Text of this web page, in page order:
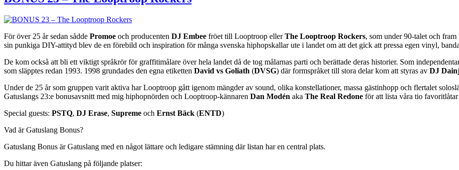
För över 25 år sedan sådde Promoe och producenten DJ Embee fröet till Looptroop ellerThe Looptroop Rockers, som under 90-talet och
sin punkiga DIY-attityd blev de en förebild och inspiration för många svenska hiphopskallar ute i landet om att det gick att pressa egen vinyl,
De kom också att bli ett viktigt språkrör för graffitimålare över hela landet då de tog målarnas parti och berättade deras historier. Som
som släpptes redan 1993. 1998 grundades den egna etiketten David vs Goliath (DVSG) där formspråket till stora delar kom att styras av DJ
Under de 25 år som gruppen varit aktiva har Looptroop gått igenom mängder av sound, olika konstellationer, massa gästinhopp och flertalet
Gatuslangs 23:e bonusavsnitt med mig hiphopnörden och Looptroop-kännaren Dan Modén aka The Real Redone för att lista våra tio
Special guests: PSTQ, DJ Erase, Supreme och Ernst Bäck (ENTD)
Vad är Gatuslang Bonus?
Gatuslang Bonus är Gatuslang med en något lättare och ledigare stämning där listan har en central plats.
Du hittar även Gatuslang på följande platser: